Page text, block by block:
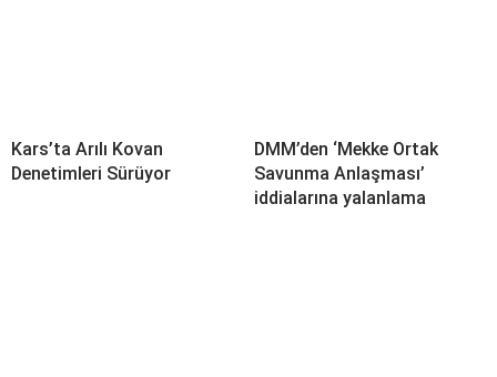
Kars’ta Arılı Kovan
Denetimleri Sürüyor
DMM’den ‘Mekke Ortak
Savunma Anlaşması’
iddialarına yalanlama